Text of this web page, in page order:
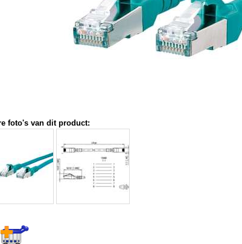
foto's van dit product: